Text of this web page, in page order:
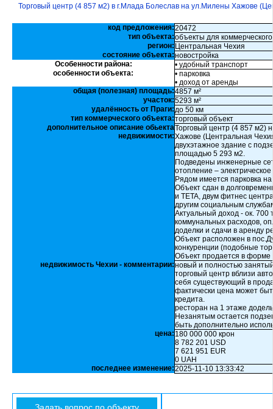
Торговый центр (4 857 м2) в г.Млада Болеслав на ул.Милены Хажове
код предложения:20472
тип объекта:объекты для
регион: Центральная Чехия
состояние объекта:новостройка
Особенности района:
• удобный транспорт
особенности объекта:
• парковка
• доход от аренды
общая (полезная) площадь:4857 м²
участок:5293 м²
удалённость от Праги:до 50 км
тип коммерческого объекта:торговый объект
дополнительное описание обьекта
недвижимости:
Торговый центр (4 857 м2)
Хажове (Центральная
двухэтажное здание с
площадью 5 293 м2.
Подведены инженерные
отопление –
Рядом имеется парковка
Объект сдан в
и TETA, двум фитнес
другим социальным
Актуальный доход - ок.
коммунальных расходов,
доделки и сдачи в аренду
Объект расположен в
конкуренции (подобные
Объект продается в форме
недвижимость Чехии - комментарии:новый и полностью
торговый центр вблизи
себя существующий в
фактически цена может
кредита.
ресторан на 1 этаже
Незанятым остается
быть дополнительно
цена: 180 000 000 крон
8 782 201 USD
7 621 951 EUR
0 UAH
последнее изменение:2025-11-10 13:33:42